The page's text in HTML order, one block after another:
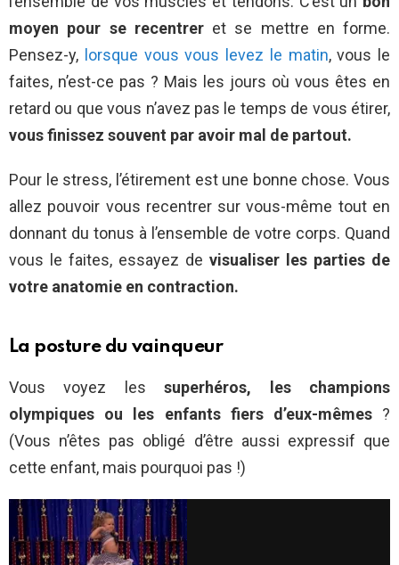
moyen pour se recentreret se mettre en forme.
Pensez-y, lorsque vous vous levez le matin, vous le
faites, n’est-ce pas ? Mais les jours où vous êtes en
retard ou que vous n’avez pas le temps de vous étirer,
vous finissez souvent par avoir mal de partout.
Pour le stress, l’étirement est une bonne chose. Vous
allez pouvoir vous recentrer sur vous-même tout en
donnant du tonus à l’ensemble de votre corps. Quand
vous le faites, essayez de visualiser les parties de
votre anatomie en contraction.
La posture du vainqueur
Vous voyez lessuperhéros, les champions
olympiques ou les enfants fiers d’eux-mêmes ?
(Vous n’êtes pas obligé d’être aussi expressif que
cette enfant, mais pourquoi pas !)